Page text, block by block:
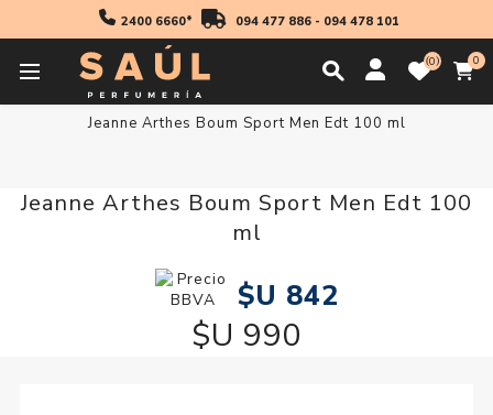
2400 6660* 094 477 886- 094 478 101
0 0
Fragancias
Jeanne Arthes Boum Sport Men Edt 100 ml
Jeanne Arthes Boum Sport Men Edt 100
ml
$U 842
$U 990